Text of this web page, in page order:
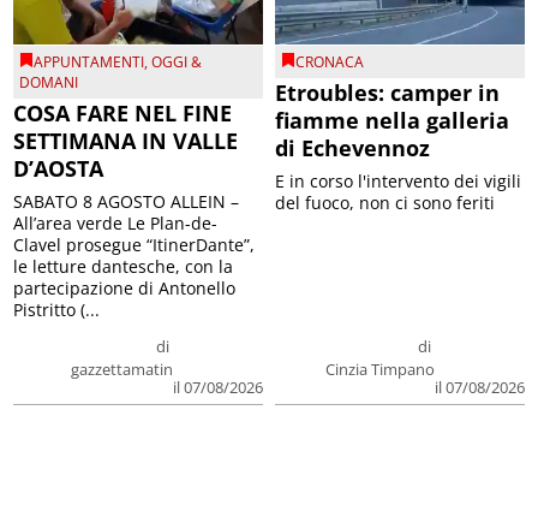
APPUNTAMENTI,OGGI &
DOMANI
COSA FARE NEL FINE
SETTIMANA IN VALLE
D’AOSTA
di
gazzettamatin
il 07/08/2026
SABATO 8 AGOSTO ALLEIN –
All’area verde Le Plan-de-
Clavel prosegue “ItinerDante”,
le letture dantesche, con la
partecipazione di Antonello
Pistritto (...
CRONACA
Etroubles: camper in
fiamme nella galleria
di Echevennoz
di
Cinzia Timpano
il 07/08/2026
E in corso l'intervento dei vigili
del fuoco, non ci sono feriti